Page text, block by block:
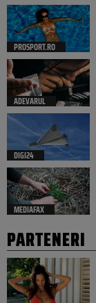
PROSPORT.RO
ADEVARUL
DIGI24
MEDIAFAX
PARTENERI